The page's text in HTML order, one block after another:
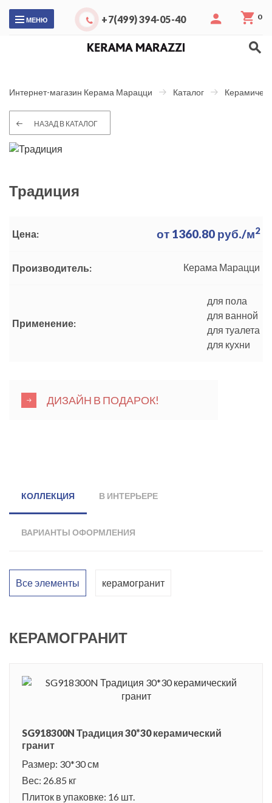
МЕНЮ +7(499) 394-05-40 0
Интернет-магазин Керама Марацци Каталог
НАЗАД В КАТАЛОГ
Традиция
Цена: от 1360.80 руб./м2
Производитель: Керама Марацци
Применение:
для пола
для ванной
для туалета
для кухни
ДИЗАЙН В ПОДАРОК!
КОЛЛЕКЦИЯ В ИНТЕРЬЕРЕ
ВАРИАНТЫ ОФОРМЛЕНИЯ
Все элементы керамогранит
КЕРАМОГРАНИТ
SG918300N Традиция 30*30 керамический
гранит
Размер: 30*30 см
Вес: 26.85 кг
Плиток в упаковке: 16 шт.